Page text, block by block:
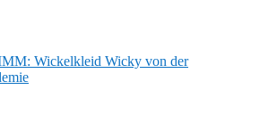
Wickelkleid Wicky von der